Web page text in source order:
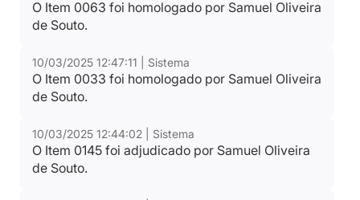
O Item 0063 foi homologado por Samuel Oliveira
de Souto.
10/03/2025 12:47:11 | Sistema
O Item 0033 foi homologado por Samuel Oliveira
de Souto.
10/03/2025 12:44:02 | Sistema
O Item 0145 foi adjudicado por Samuel Oliveira
de Souto.